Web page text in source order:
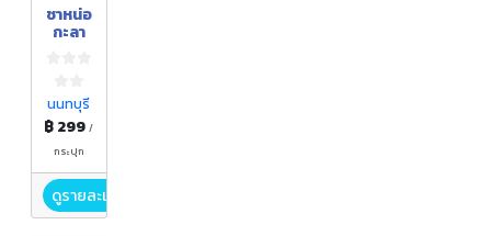
ชาหน่อ
กะลา
นนทบุรี
฿ 299/
กระปุก
ดูรายละเอียด